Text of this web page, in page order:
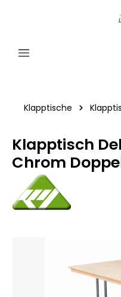
Klapptische
Klapptisch
Chrom